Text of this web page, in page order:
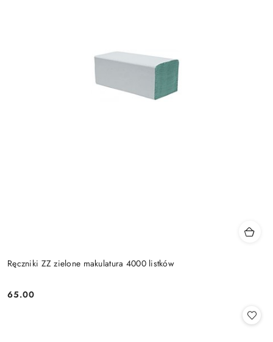
Ręczniki ZZ zielone makulatura 4000 listków
Cena:
65.00